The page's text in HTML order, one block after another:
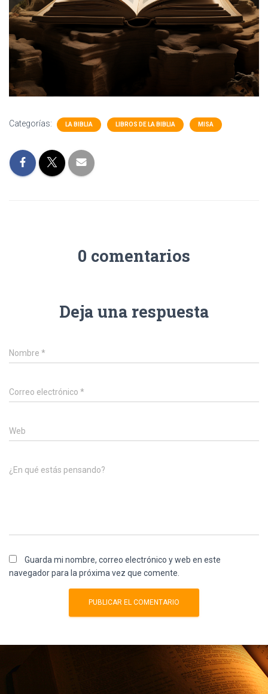
Categorías: LA BIBLIA LIBROS DE LA BIBLIA MISA
0 comentarios
Deja una respuesta
Nombre *
Correo electrónico *
Web
¿En qué estás pensando?
Guarda mi nombre, correo electrónico y web en este
navegador para la próxima vez que comente.